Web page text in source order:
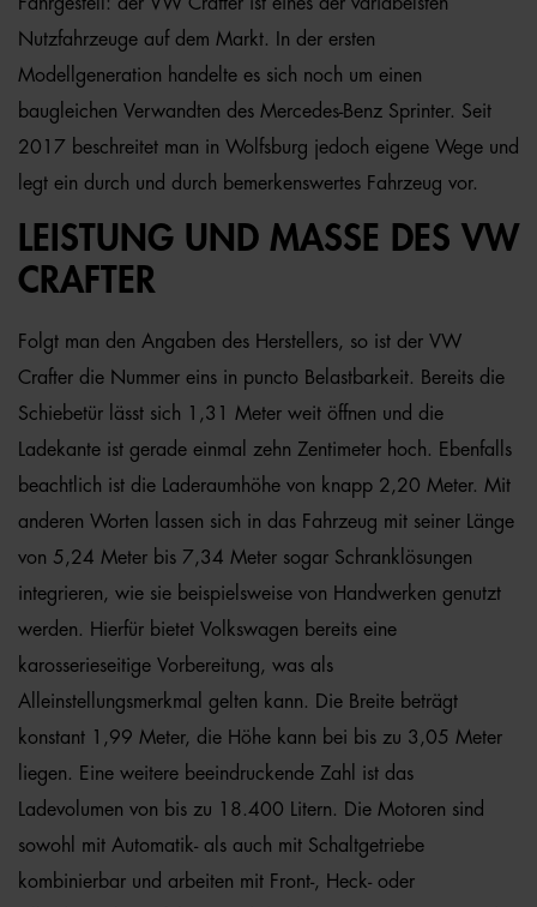
Nutzfahrzeuge auf dem Markt. In der ersten
Modellgeneration handelte es sich noch um einen
baugleichen Verwandten des Mercedes-Benz Sprinter. Seit
2017 beschreitet man in Wolfsburg jedoch eigene Wege und
legt ein durch und durch bemerkenswertes Fahrzeug vor.
LEISTUNG UND MASSE DES VW C
RAFTER
Folgt man den Angaben des Herstellers, so ist der VW
Crafter die Nummer eins in puncto Belastbarkeit. Bereits die
Schiebetür lässt sich 1,31 Meter weit öffnen und die
Ladekante ist gerade einmal zehn Zentimeter hoch. Ebenfalls
beachtlich ist die Laderaumhöhe von knapp 2,20 Meter. Mit
anderen Worten lassen sich in das Fahrzeug mit seiner Länge
von 5,24 Meter bis 7,34 Meter sogar Schranklösungen
integrieren, wie sie beispielsweise von Handwerken genutzt
werden. Hierfür bietet Volkswagen bereits eine
karosserieseitige Vorbereitung, was als
Alleinstellungsmerkmal gelten kann. Die Breite beträgt
konstant 1,99 Meter, die Höhe kann bei bis zu 3,05 Meter
liegen. Eine weitere beeindruckende Zahl ist das
Ladevolumen von bis zu 18.400 Litern. Die Motoren sind
sowohl mit Automatik- als auch mit Schaltgetriebe
kombinierbar und arbeiten mit Front-, Heck- oder